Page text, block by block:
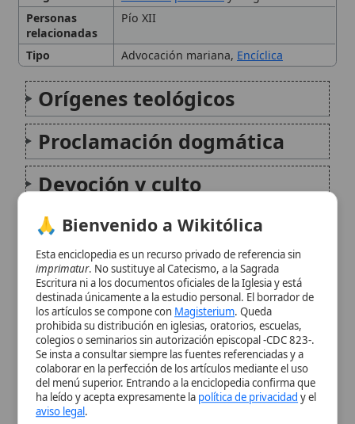
Orígenes teológicos
Proclamación dogmática
Devoción y culto
Santa María Reina en la
tradición hispana
Significado espiritual y
actual
Citas y referencias
Modificado el 18 de noviembre de 2025 •FideScore™ 7.93•Citar
este artículo
Memoria de la Virgen María Reina
La Memoria de la Virgen María Reina es una
celebración litúrgica de la Iglesia católica que
honra la realeza de la Bienaventurada Virgen
María, proclamada Reina del Universo por su
unión íntima con Cristo Rey. Instituida en
🙏 Bienvenido a Wikitólica
Esta enciclopedia es un recurso privado de referencia sin
imprimatur. No sustituye al Catecismo, a la Sagrada
Escritura ni a los documentos oficiales de la Iglesia y está
destinada únicamente a la estudio personal. El borrador de
prohibida su distribución en iglesias, oratorios, escuelas,
colegios o seminarios sin autorización episcopal -CDC 823-.
colaborar en la perfección de los artículos mediante el uso
del menú superior. Entrando a la enciclopedia confirma que
ha leído y acepta expresamente lapolítica de privacidady el
aviso legal.
Aceptar y Entrar